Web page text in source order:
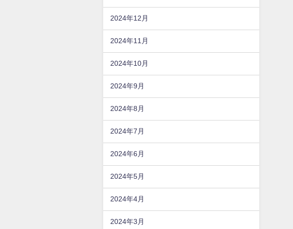
2024年12月
2024年11月
2024年10月
2024年9月
2024年8月
2024年7月
2024年6月
2024年5月
2024年4月
2024年3月